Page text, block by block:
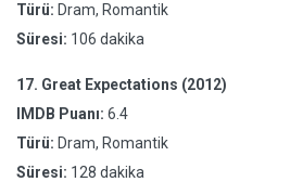
Türü: Dram, Romantik
Süresi: 106 dakika
17. Great Expectations (2012)
IMDB Puanı: 6.4
Türü: Dram, Romantik
Süresi: 128 dakika